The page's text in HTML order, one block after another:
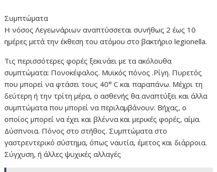
Συμπτώματα
Η νόσος Λεγεωνάριων αναπτύσσεται συνήθως 2 έως 10
ημέρες μετά την έκθεση του ατόμου στο βακτήριο legionella.
Τις περισσότερες φορές ξεκινάει με τα ακόλουθα
συμπτώματα: Πονοκέφαλος. Μυϊκός πόνος .Ρίγη. Πυρετός
που μπορεί να φτάσει τους 40° C και παραπάνω. Μέχρι τη
δεύτερη ή την τρίτη μέρα, ο ασθενής θα αναπτύξει και άλλα
συμπτώματα που μπορεί να περιλαμβάνουν: Βήχας, ο
οποίος μπορεί να έχει και βλέννα και μερικές φορές, αίμα.
Δύσπνοια. Πόνος στο στήθος. Συμπτώματα στο
γαστρεντερικό σύστημα, όπως ναυτία, έμετος και διάρροια.
Σύγχυση, ή άλλες ψυχικές αλλαγές